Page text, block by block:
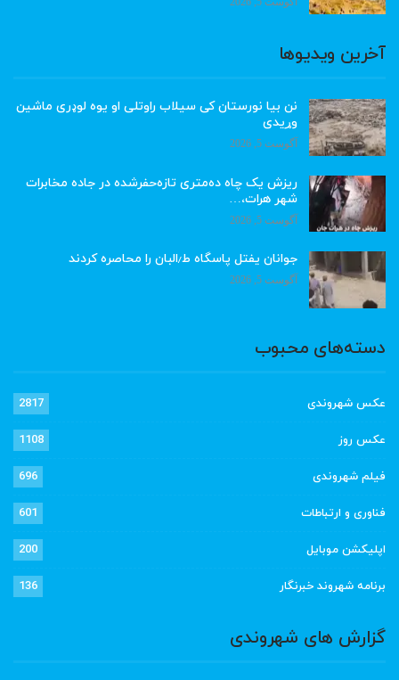
آخرین ویدیوها
نن بیا نورستان کی سیلاب راوتلی او یوه لوډری ماشین
وړیدی
آگوست 5, 2026
ریزش یک چاه ده‌متری تازه‌حفرشده در جاده مخابرات
شهر هرات،…
آگوست 5, 2026
جوانان یفتل پاسگاه ط٫البان را محاصره کردند
آگوست 5, 2026
دسته‌های محبوب
عکس شهروندی 2817
عکس روز 1108
فیلم شهروندی 696
فناوری و ارتباطات 601
اپلیکشن موبایل 200
برنامه شهروند خبرنگار 136
گزارش های شهروندی